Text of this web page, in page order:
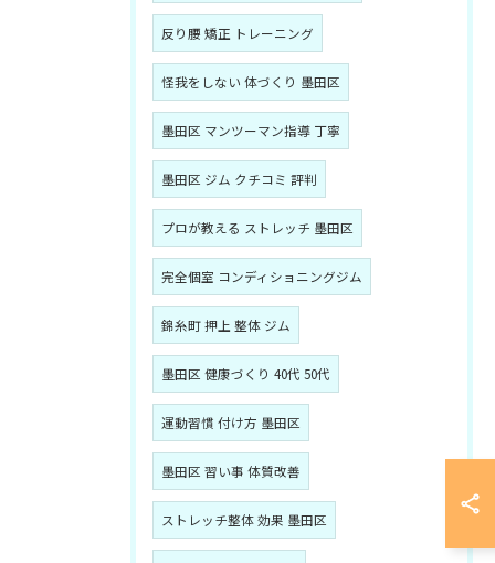
反り腰 矯正 トレーニング
怪我をしない 体づくり 墨田区
墨田区 マンツーマン指導 丁寧
墨田区 ジム クチコミ 評判
プロが教える ストレッチ 墨田区
完全個室 コンディショニングジム
錦糸町 押上 整体 ジム
墨田区 健康づくり 40代 50代
運動習慣 付け方 墨田区
墨田区 習い事 体質改善
ストレッチ整体 効果 墨田区